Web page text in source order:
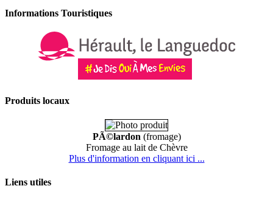
Informations Touristiques
Produits locaux
PÃ©lardon (fromage)
Fromage au lait de Chèvre
Plus d'information en cliquant ici ...
Liens utiles